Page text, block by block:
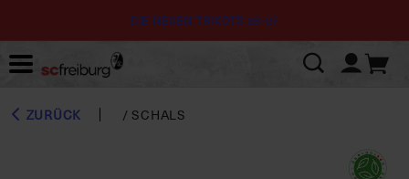
DIE NEUEN TRIKOTS 26-27
ZURÜCK / SCHALS